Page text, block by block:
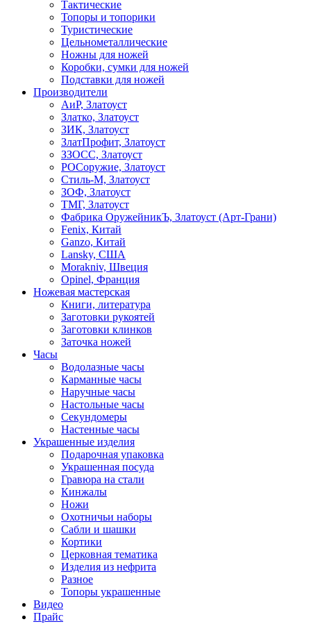
Тактические
Топоры и топорики
Туристические
Цельнометаллические
Ножны для ножей
Коробки, сумки для ножей
Подставки для ножей
Производители
АиР, Златоуст
Златко, Златоуст
ЗИК, Златоуст
ЗлатПрофит, Златоуст
ЗЗОСС, Златоуст
РОСоружие, Златоуст
Стиль-М, Златоуст
ЗОФ, Златоуст
ТМГ, Златоуст
Фабрика ОружейникЪ, Златоуст (Арт-Грани)
Fenix, Китай
Ganzo, Китай
Lansky, США
Morakniv, Швеция
Opinel, Франция
Ножевая мастерская
Книги, литература
Заготовки рукоятей
Заготовки клинков
Заточка ножей
Часы
Водолазные часы
Карманные часы
Наручные часы
Настольные часы
Секундомеры
Настенные часы
Украшенные изделия
Подарочная упаковка
Украшенная посуда
Гравюра на стали
Кинжалы
Ножи
Охотничьи наборы
Сабли и шашки
Кортики
Церковная тематика
Изделия из нефрита
Разное
Топоры украшенные
Видео
Прайс